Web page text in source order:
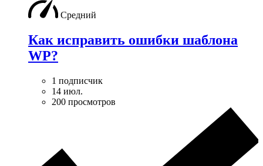
Средний
Как исправить ошибки шаблона
WP?
1 подписчик
14 июл.
200 просмотров